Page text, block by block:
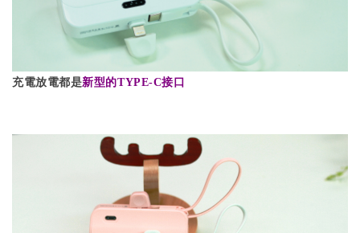
充電放電都是新型的TYPE-C接口